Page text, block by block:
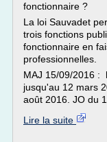
fonctionnaire ?
La loi Sauvadet
trois fonctions
fonctionnaire en
professionnelles.
MAJ 15/09/2016 :
jusqu'au 12 mars
août 2016. JO du
Lire la suite